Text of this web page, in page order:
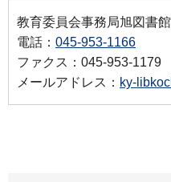
教育委員会事務局旭図書館
電話： 045-953-1166
ファクス：045-953-1179
メールアドレス： ky-